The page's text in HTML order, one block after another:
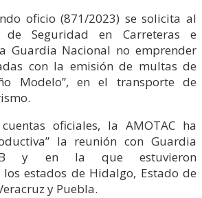
oficio (871/2023) se solicita al
de Seguridad en Carreteras e
Guardia Nacional no emprender
con la emisión de multas de
Modelo”, en el transporte de
oficiales, la AMOTAC ha
la reunión con Guardia
y en la que estuvieron
los estados de Hidalgo, Estado de
y Puebla.